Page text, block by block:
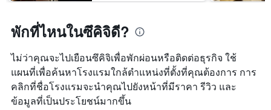
พักที่ไหนในซึคิจิดี?
ไม่ว่าคุณจะไปเยือนซึคิจิเพื่อพักผ่อนหรือติดต่อธุรกิจ ใช้
แผนที่เพื่อค้นหาโรงแรมใกล้ตำแหน่งที่ตั้งที่คุณต้องการ การ
คลิกที่ชื่อโรงแรมจะนำคุณไปยังหน้าที่มีราคา รีวิว และ
ข้อมูลที่เป็นประโยชน์มากขึ้น